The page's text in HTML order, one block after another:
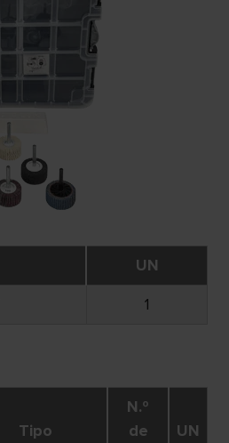
UN
1
Tipo
N.º
de
UN